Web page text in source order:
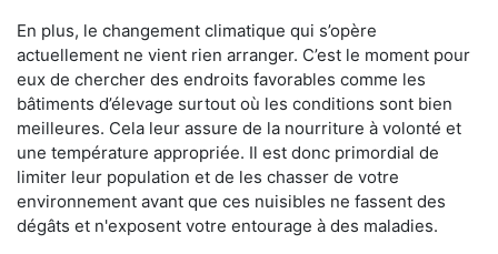
En plus, le changement climatique qui s’opère
actuellement ne vient rien arranger. C’est le moment pour
eux de chercher des endroits favorables comme les
bâtiments d’élevage surtout où les conditions sont bien
meilleures. Cela leur assure de la nourriture à volonté et
une température appropriée. Il est donc primordial de
limiter leur population et de les chasser de votre
environnement avant que ces nuisibles ne fassent des
dégâts et n'exposent votre entourage à des maladies.